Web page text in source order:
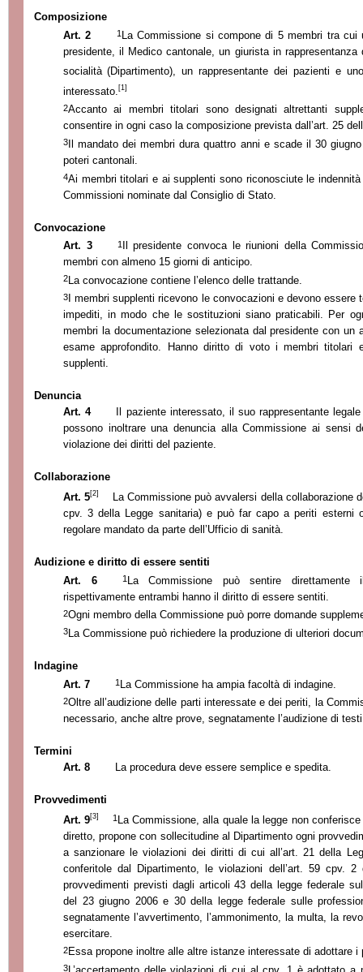
Composizione
Art. 2
1La Commissione si compone di 5 membri tra cui
presidente, il Medico cantonale, un giurista in
socialità (Dipartimento), un rappresentante dei pazienti e
interessato. [1]
2Accanto ai membri titolari sono designati altrettanti
consentire in ogni caso la composizione prevista dall’art. 25
3 Il mandato dei membri dura quattro anni e scade il 30 giugno
poteri cantonali.
4Ai membri titolari e ai supplenti sono riconosciute le
Commissioni nominate dal Consiglio di Stato.
Convocazione
Art. 3
1Il presidente convoca le riunioni della
membri con almeno 15 giorni di anticipo.
2 La convocazione contiene l’elenco delle trattande.
3
I membri supplenti ricevono le convocazioni e devono
impediti, in modo che le sostituzioni siano praticabili. Per
membri la documentazione selezionata dal presidente con un
esame approfondito. Hanno diritto di voto i membri
supplenti.
Denuncia
Art. 4
Il paziente interessato, il suo rappresentante
possono inoltrare una denuncia alla Commissione ai sensi
violazione dei diritti del paziente.
Collaborazione
Art. 5[2]
La Commissione può avvalersi della collaborazione
cpv. 3 della Legge sanitaria) e può far capo a periti esterni
regolare mandato da parte dell’Ufficio di sanità.
Audizione e diritto di essere sentiti
Art. 6
1La Commissione può sentire direttamente
rispettivamente entrambi hanno il diritto di essere sentiti.
2Ogni membro della Commissione può porre domande
3 La Commissione può richiedere la produzione di ulteriori
Indagine
Art. 7
1 La Commissione ha ampia facoltà di indagine.
2Oltre all’audizione delle parti interessate e dei periti, la
necessario, anc he altre prove, segnatamente l’audizione di
Termini
Art. 8
La procedura deve essere semplice e spedita.
Provvedimenti
Art.9[3] 1La Commissione, alla quale la legge non
diretto, propone con sollecitudine al Dipartimento ogni
a sanzionare le violazioni dei diritti di cui all’art. 21 della
conferitole dal Dipartimento, le violazioni dell’art. 59 cpv.
provvedimenti previsti dagli articoli 43 della legge federale
del 23 giugno 2006 e 30 della legge federale sulle
segnatamente l’avvertimento, l’ammonimento, la multa, la
esercitare.
2Essa propone inoltre alle altre istanze interessate di adottare
3